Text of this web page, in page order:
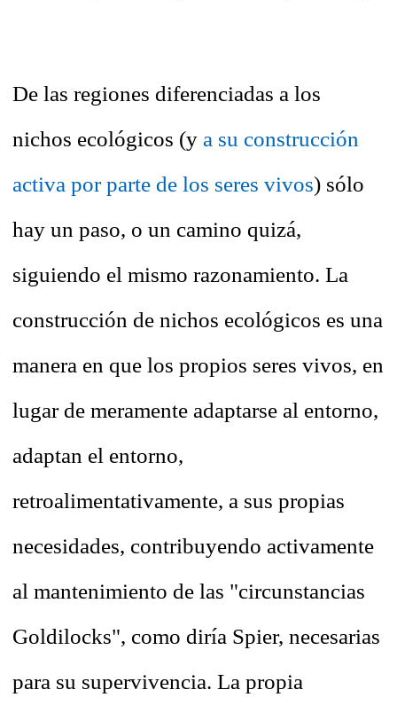
De las regiones diferenciadas a los
nichos ecológicos (y a su construcción
activa por parte de los seres vivos) sólo
hay un paso, o un camino quizá,
siguiendo el mismo razonamiento. La
construcción de nichos ecológicos es una
manera en que los propios seres vivos, en
lugar de meramente adaptarse al entorno,
adaptan el entorno,
retroalimentativamente, a sus propias
necesidades, contribuyendo activamente
al mantenimiento de las "circunstancias
Goldilocks", como diría Spier, necesarias
para su supervivencia. La propia